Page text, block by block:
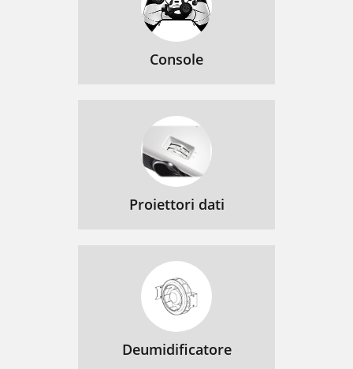
Console
Proiettori dati
Deumidificatore